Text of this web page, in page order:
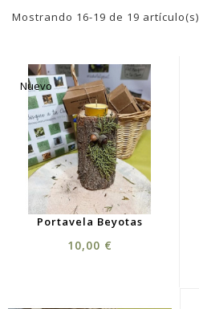
Mostrando 16-19 de 19 artículo(s)
Nuevo
Portavela Beyotas
10,00 €